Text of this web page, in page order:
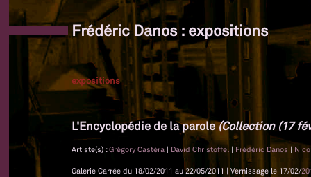
Frédéric Danos : expositions
expositions
L'Encyclopédie de la parole(Collection (17
Artiste(s) :Grégory Castéra | David Christoffel | Frédéric Danos |
Galerie Carrée du 18/02/2011 au 22/05/2011 | Vernissage le 17/02/